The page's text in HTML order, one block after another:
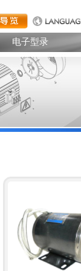
电子型录